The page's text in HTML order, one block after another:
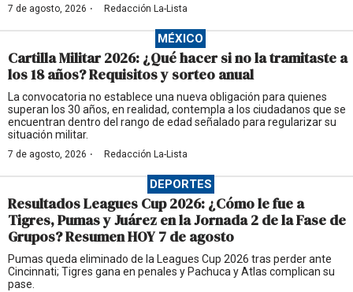
7 de agosto, 2026 · Redacción La-Lista
MÉXICO
Cartilla Militar 2026: ¿Qué hacer si no la tramitaste a
los 18 años? Requisitos y sorteo anual
La convocatoria no establece una nueva obligación para quienes
superan los 30 años, en realidad, contempla a los ciudadanos que se
encuentran dentro del rango de edad señalado para regularizar su
situación militar.
7 de agosto, 2026 · Redacción La-Lista
DEPORTES
Resultados Leagues Cup 2026: ¿Cómo le fue a
Tigres, Pumas y Juárez en la Jornada 2 de la Fase de
Grupos? Resumen HOY 7 de agosto
Pumas queda eliminado de la Leagues Cup 2026 tras perder ante
Cincinnati; Tigres gana en penales y Pachuca y Atlas complican su
pase.